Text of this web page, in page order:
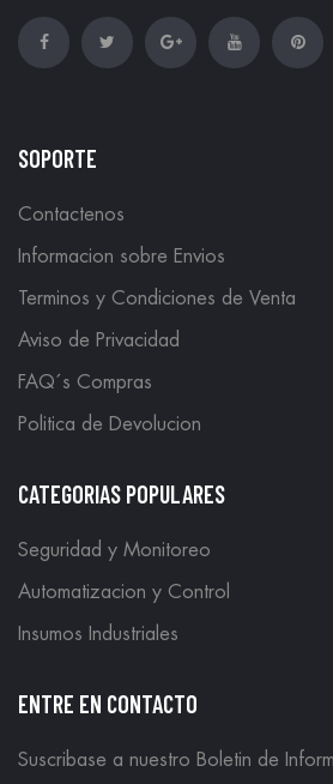
SOPORTE
Contactenos
Informacion sobre Envios
Terminos y Condiciones de Venta
Aviso de Privacidad
FAQ´s Compras
Politica de Devolucion
CATEGORIAS POPULARES
Seguridad y Monitoreo
Automatizacion y Control
Insumos Industriales
ENTRE EN CONTACTO
Suscribase a nuestro Boletin de